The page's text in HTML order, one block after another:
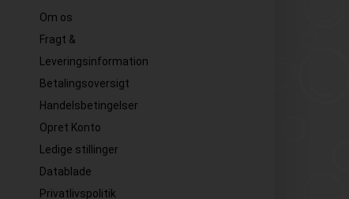
Om os
Fragt &
Leveringsinformation
Betalingsoversigt
Handelsbetingelser
Opret Konto
Ledige stillinger
Datablade
Privatlivspolitik